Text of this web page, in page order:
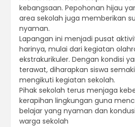
kebangsaan. Pepohonan hijau
area sekolah juga memberikan
nyaman.
Lapangan ini menjadi pusat
harinya, mulai dari kegiatan
ekstrakurikuler. Dengan kondisi
terawat, diharapkan siswa
mengikuti kegiatan sekolah.
Pihak sekolah terus menjaga
kerapihan lingkungan guna
belajar yang nyaman dan
warga sekolah